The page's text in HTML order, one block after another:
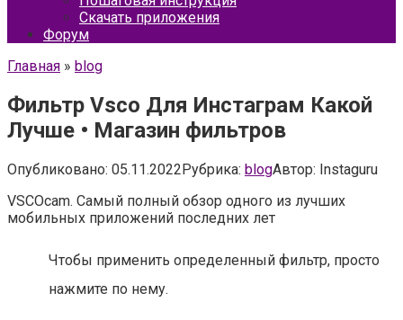
Скачать приложения
Форум
Главная » blog
Фильтр Vsco Для Инстаграм Какой
Лучше • Магазин фильтров
Опубликовано: 05.11.2022Рубрика: blogАвтор: Instaguru
VSCOcam. Самый полный обзор одного из лучших
мобильных приложений последних лет
Чтобы применить определенный фильтр, просто
нажмите по нему.